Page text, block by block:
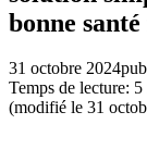
bonne
31 octobre 2024
Temps de lecture: 5
(modifié le 31